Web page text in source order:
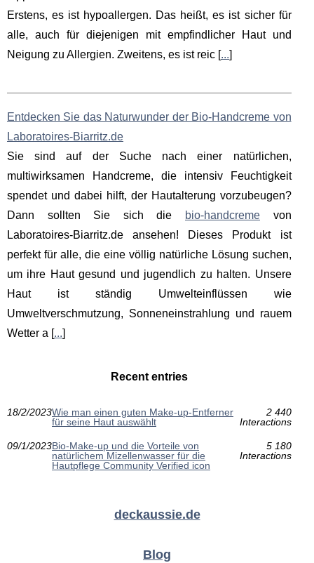
Erstens, es ist hypoallergen. Das heißt, es ist sicher für
alle, auch für diejenigen mit empfindlicher Haut und
Neigung zu Allergien. Zweitens, es ist reic [...]
Entdecken Sie das Naturwunder der Bio-Handcreme von
Laboratoires-Biarritz.de
Sie sind auf der Suche nach einer natürlichen,
multiwirksamen Handcreme, die intensiv Feuchtigkeit
spendet und dabei hilft, der Hautalterung vorzubeugen?
Dann sollten Sie sich die
bio-handcreme von
Laboratoires-Biarritz.de ansehen! Dieses Produkt ist
perfekt für alle, die eine völlig natürliche Lösung suchen,
um ihre Haut gesund und jugendlich zu halten. Unsere
Haut ist ständig Umwelteinflüssen wie
Umweltverschmutzung, Sonneneinstrahlung und rauem
Wetter a [...]
Recent entries
18/2/2023Wie man einen guten Make-up-Entferner
für seine Haut auswählt
2 440
Interactions
09/1/2023Bio-Make-up und die Vorteile von
natürlichem Mizellenwasser für die
Hautpflege Community Verified icon
5 180
Interactions
deckaussie.de
Blog